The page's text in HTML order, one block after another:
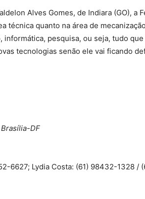
Alves Gomes, de Indiara (GO), a
técnica quanto na área de
informática, pesquisa, ou seja, tudo
tecnologias senão ele vai ficando
Brasília-DF
6627; Lydia Costa: (61) 98432-1328 /